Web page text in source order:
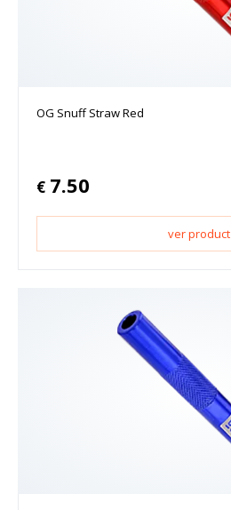
OG Snuff Straw Red
€ 7.50
ver product